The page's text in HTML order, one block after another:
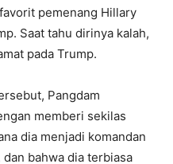
pemenang Hillary
Saat tahu dirinya kalah,
pada Trump.
Pangdam
memberi sekilas
dia menjadi komandan
bahwa dia terbiasa